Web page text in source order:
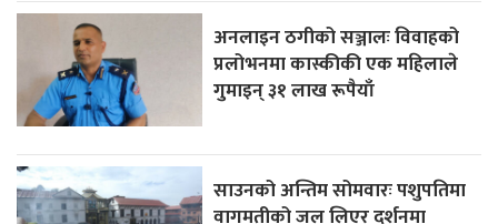
अनलाइन ठगीको सञ्जालः विवाहको
प्रलोभनमा कास्कीकी एक महिलाले
गुमाइन् ३१ लाख रूपैयाँ
साउनको अन्तिम सोमवारः पशुपतिमा
वागमतीको जल लिएर दर्शनमा